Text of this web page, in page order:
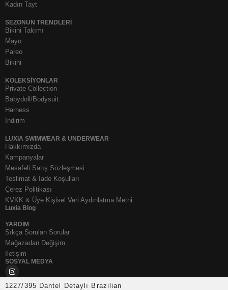
1227/395 Dantel Detaylı Brazilian
Kadın Tayt
SEZONUN TRENDLERI
Bikini Takımı
Mayo
Pareo
Bikini
KOLEKSIYONLAR
Private Collection
Babydoll/Bodysuit
Harness
İndirim
LUXIA SWIMWEAR & UNDERWEAR
Hakkımızda
Kampanyalar
Mesafeli Satış Sözleşmesi
Teslimat & İade Koşulları
Çerez Politikası
KVKK & Üye Kişisel Veri Aydınlatma Metni
Luxia Blog
YARDIM
Sıkça Sorulan Sorular
Mağazadan Değişim
İletişim
SOSYAL MEDYA